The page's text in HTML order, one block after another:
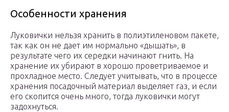
Особенности хранения
Луковички нельзя хранить в полиэтиленовом пакете,
так как он не дает им нормально «дышать», в
результате чего их середки начинают гнить. На
хранение их убирают в хорошо проветриваемое и
прохладное место. Следует учитывать, что в процессе
хранения посадочный материал выделяет газ, и если
его скопится очень много, тогда луковички могут
задохнуться.